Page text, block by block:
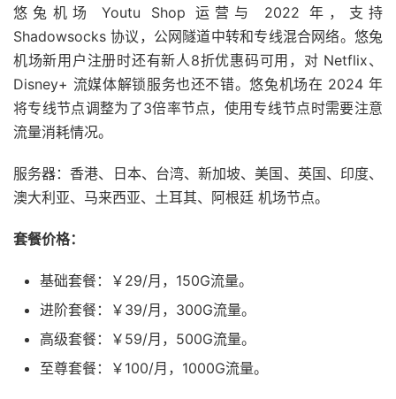
悠兔机场 Youtu Shop 运营与 2022 年，支持
Shadowsocks 协议，公网隧道中转和专线混合网络。悠兔
机场新用户注册时还有新人8折优惠码可用，对 Netflix、
Disney+ 流媒体解锁服务也还不错。悠兔机场在 2024 年
将专线节点调整为了3倍率节点，使用专线节点时需要注意
流量消耗情况。
服务器：香港、日本、台湾、新加坡、美国、英国、印度、
澳大利亚、马来西亚、土耳其、阿根廷 机场节点。
套餐价格：
基础套餐：￥29/月，150G流量。
进阶套餐：￥39/月，300G流量。
高级套餐：￥59/月，500G流量。
至尊套餐：￥100/月，1000G流量。